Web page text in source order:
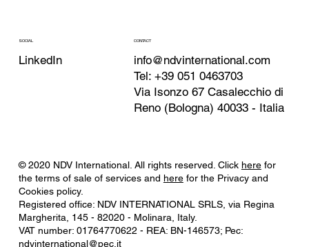
SOCIAL
LinkedIn
CONTACT
info@ndvinternational.com
Tel: +39 051 0463703
Via Isonzo 67 Casalecchio di
Reno (Bologna) 40033 - Italia
© 2020 NDV International. All rights reserved. Click herefor
the terms of sale of services and herefor the Privacy and
Cookies policy.
Registered office: NDV INTERNATIONAL SRLS, via Regina
Margherita, 145 - 82020 - Molinara, Italy.
VAT number: 01764770622 - REA: BN-146573; Pec:
ndvinternational@pec.it